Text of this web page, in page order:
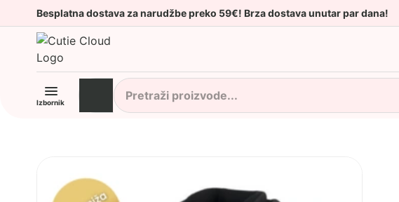
Besplatna dostava za narudžbe preko 59€! Brza dostava unutar par dana!
Izbornik